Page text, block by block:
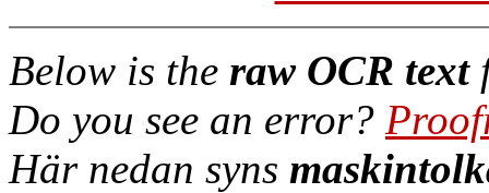
Below is the raw OCR text
Do you see an error?
Här nedan syns